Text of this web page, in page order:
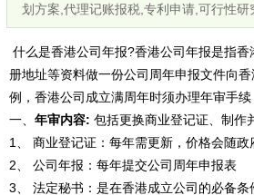
划方案,代理记账报税,专利申请,可行性研
什么是香港公司年报?香港公司年报是指
册地址等资料做一份公司周年申报文件向
例，香港公司成立满周年时须办理年审手续
一、 年审内容: 包括更换商业登记证、制作
1、 商业登记证：每年需更新，价格会随政
2、 公司年报：每年提交公司周年申报表
3、 法定秘书：是在香港成立公司的必备条